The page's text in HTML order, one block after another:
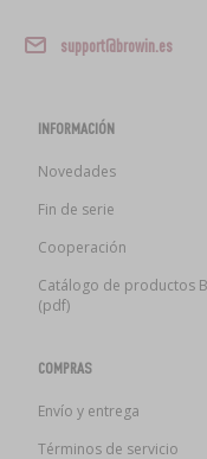
support@browin.es
INFORMACIÓN
Novedades
Fin de serie
Cooperación
Catálogo de productos
(pdf)
COMPRAS
Envío y entrega
Términos de servicio